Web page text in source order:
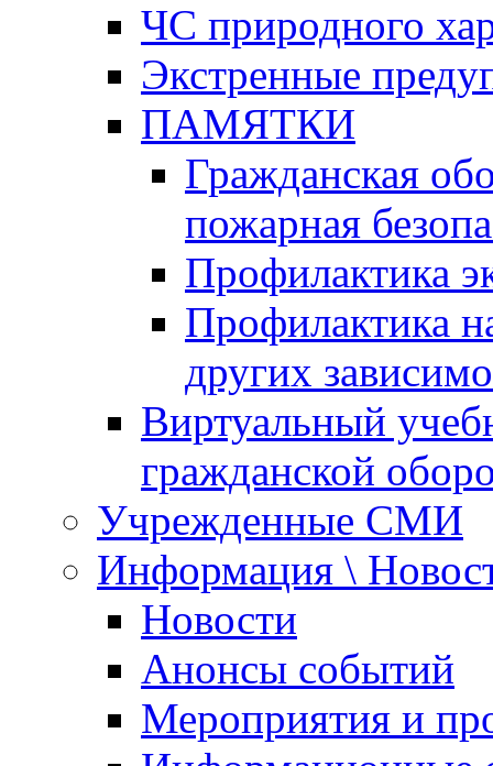
ЧС природного
Экстренные
ПАМЯТКИ
Гражданская
пожарная
Профилактика
Профилактика
других
Виртуальный
гражданской
Учрежденные СМИ
Информация \
Новости
Анонсы событий
Мероприятия и